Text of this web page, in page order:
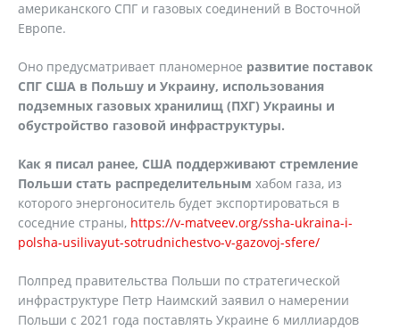
американского СПГ и газовых соединений в Восточной
Европе.
Оно предусматривает планомерное развитие поставок
СПГ США в Польшу и Украину, использования
подземных газовых хранилищ (ПХГ) Украины и
обустройство газовой инфраструктуры.
Как я писал ранее, США поддерживают стремление
Польши стать распределительным хабом газа, из
которого энергоноситель будет экспортироваться в
соседние страны, https://v-matveev.org/ssha-ukraina-i-
polsha-usilivayut-sotrudnichestvo-v-gazovoj-sfere/
Полпред правительства Польши по стратегической
инфраструктуре Петр Наимский заявил о намерении
Польши с 2021 года поставлять Украине 6 миллиардов